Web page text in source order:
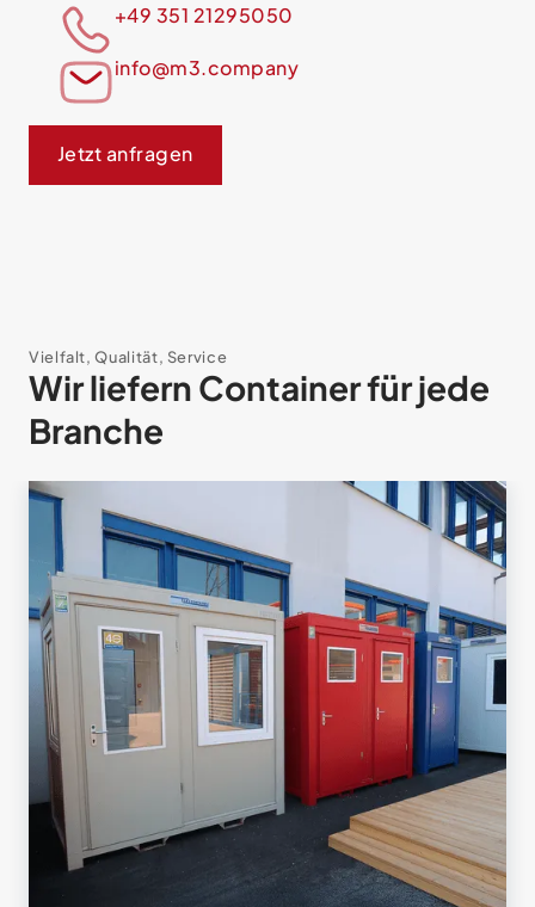
+49 351 21295050
info@m3.company
Jetzt anfragen
Vielfalt, Qualität, Service
Wir liefern Container für jede
Branche